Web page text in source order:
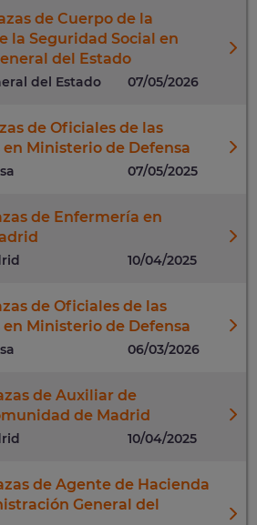
de Cuerpo de la
la Seguridad Social en
del Estado
del Estado 07/05/2026
de Oficiales de las
Ministerio de Defensa
07/05/2025
de Enfermería en
10/04/2025
de Oficiales de las
Ministerio de Defensa
06/03/2026
de Auxiliar de
de Madrid
10/04/2025
de Agente de Hacienda
General del